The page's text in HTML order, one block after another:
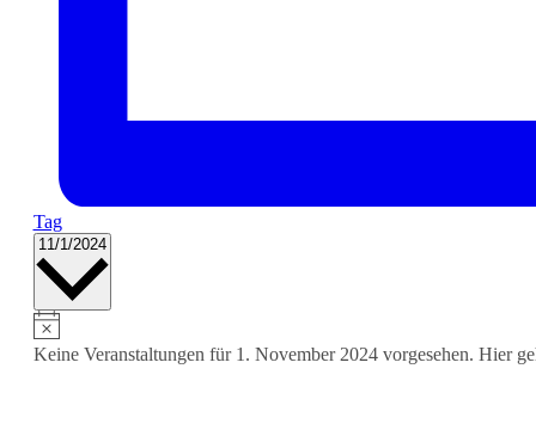
Tag
11/1/2024 Datum
Keine Veranstaltungen für 1. November 2024 vorgesehen. Hier